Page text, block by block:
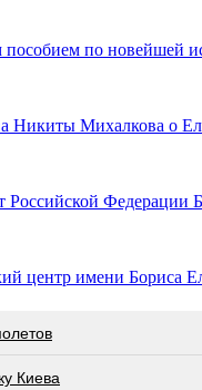
по новейшей
Никиты Михалкова о
Российской Федерации
центр имени Бориса
Киева